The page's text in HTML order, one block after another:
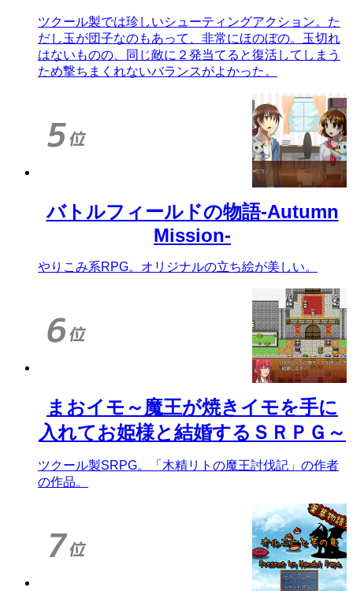
ツクール製では珍しいシューティングアクション。た
だし玉が団子なのもあって、非常にほのぼの。玉切れ
はないものの、同じ敵に２発当てると復活してしまう
ため撃ちまくれないバランスがよかった。
バトルフィールドの物語-Autumn
Mission-
やりこみ系RPG。オリジナルの立ち絵が美しい。
まおイモ～魔王が焼きイモを手に
入れてお姫様と結婚するＳＲＰＧ～
ツクール製SRPG。「木精リトの魔王討伐記」の作者
の作品。